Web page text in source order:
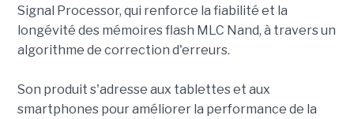
Signal Processor, qui renforce la fiabilité et la
longévité des mémoires flash MLC Nand, à travers un
algorithme de correction d'erreurs.
Son produit s'adresse aux tablettes et aux
smartphones pour améliorer la performance de la